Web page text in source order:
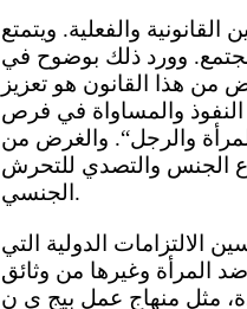
والفعلية. ويتمتع
وورد ذلك بوضوح في
من هذا القانون هو تعزيز
النفوذ والمساواة في فرص
والرجل“. والغرض من
الجنس والتصدي للتحرش
الجنسي.
الالتزامات الدولية التي
المرأة وغيرها من وثائق